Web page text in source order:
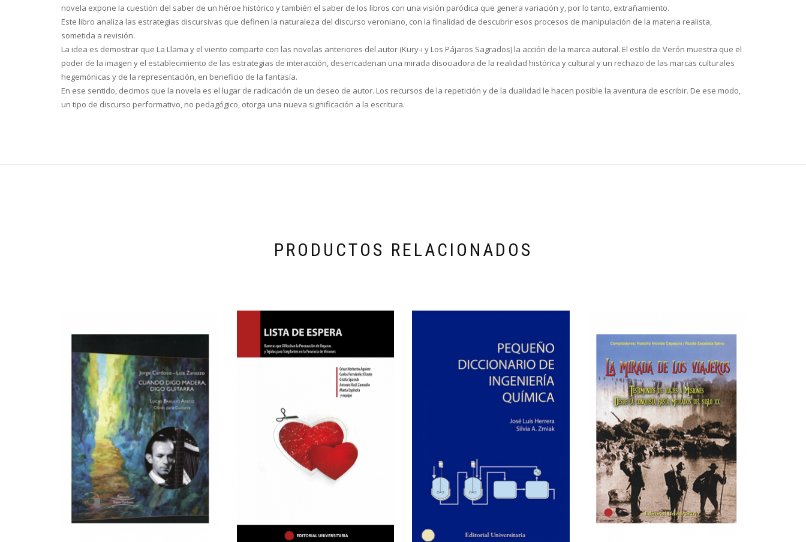
novela expone la cuestión del saber de un héroe histórico y también el saber de los libros con una visión paródica que genera variación y, por lo tanto, extrañamiento.
Este libro analiza las estrategias discursivas que definen la naturaleza del discurso veroniano, con la finalidad de descubrir esos procesos de manipulación de la materia realista,
sometida a revisión.
La idea es demostrar que La Llama y el viento comparte con las novelas anteriores del autor (Kury-i y Los Pájaros Sagrados) la acción de la marca autoral. El estilo de Verón muestra que el
poder de la imagen y el establecimiento de las estrategias de interacción, desencadenan una mirada disociadora de la realidad histórica y cultural y un rechazo de las marcas culturales
hegemónicas y de la representación, en beneficio de la fantasía.
En ese sentido, decimos que la novela es el lugar de radicación de un deseo de autor. Los recursos de la repetición y de la dualidad le hacen posible la aventura de escribir. De ese modo,
un tipo de discurso performativo, no pedagógico, otorga una nueva significación a la escritura.
PRODUCTOS RELACIONADOS